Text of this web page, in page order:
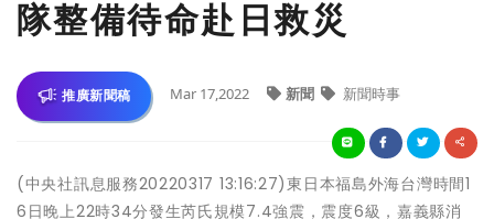
隊整備待命赴日救災
推廣新聞稿 Mar 17,2022 新聞 新聞時事
(中央社訊息服務20220317 13:16:27)東日本福島外海台灣時間1
6日晚上22時34分發生芮氏規模7.4強震，震度6級，嘉義縣消